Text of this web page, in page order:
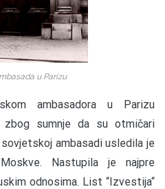
u Parizu
ambasadora u Parizu
zbog sumnje da su otmičari
ambasadi usledila je
Nastupila je najpre
odnosima. List “Izvestija“